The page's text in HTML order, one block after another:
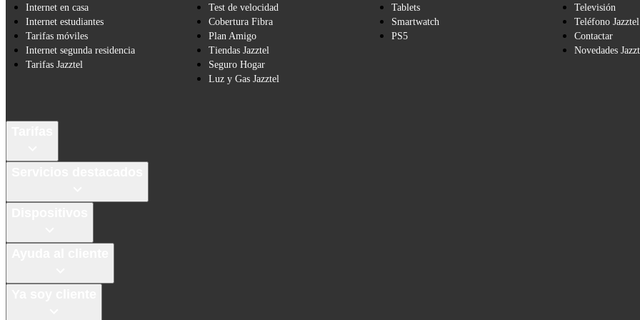
Internet en casa
Internet estudiantes
Tarifas móviles
Internet segunda residencia
Tarifas Jazztel
Test de velocidad
Cobertura Fibra
Plan Amigo
Tiendas Jazztel
Seguro Hogar
Luz y Gas Jazztel
Tablets
Smartwatch
PS5
Televisión
Teléfono Jazztel
Contactar
Novedades